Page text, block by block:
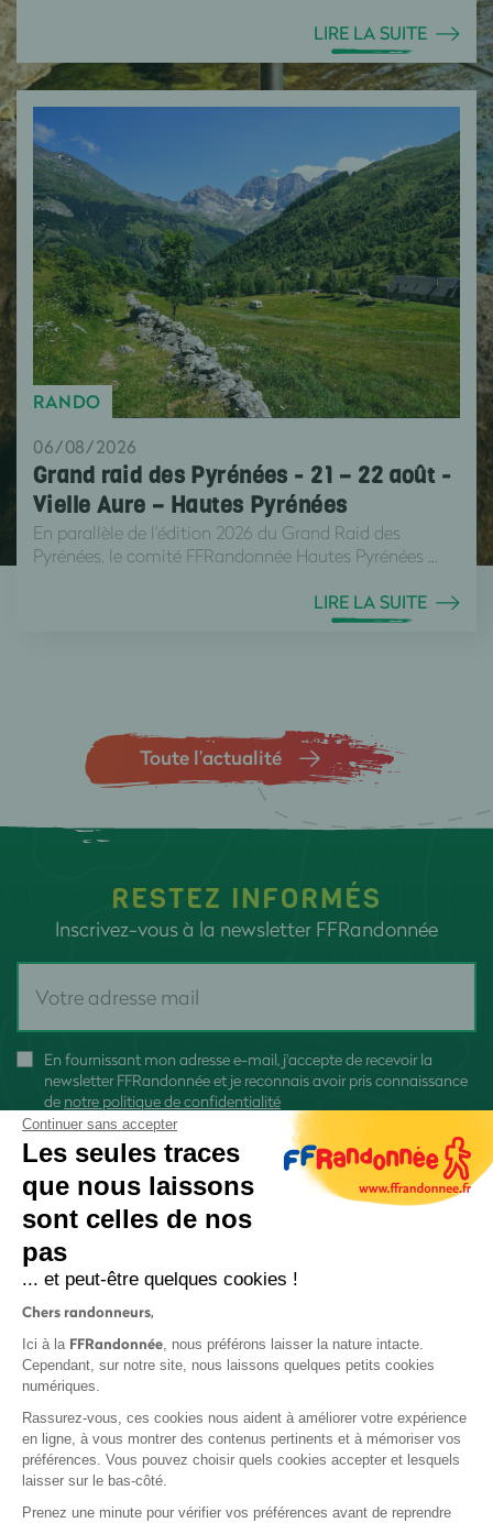
LIRE LA SUITE
RANDO
06/08/2026
Grand raid des Pyrénées - 21 – 22 août -
Vielle Aure – Hautes Pyrénées
En parallèle de l'édition 2026 du Grand Raid des
Pyrénées, le comité FFRandonnée Hautes Pyrénées ...
LIRE LA SUITE
Toute l’actualité
RESTEZ INFORMÉS
Inscrivez-vous à la newsletter FFRandonnée
En fournissant mon adresse e-mail, j'accepte de recevoir la
newsletter FFRandonnée et je reconnais avoir pris connaissance
de notre politique de confidentialité
Protection des données
Politique de confidentialité
Continuer sans accepter
Les seules traces
que nous laissons
sont celles de nos
pas
... et peut-être quelques cookies !
Chers randonneurs,
Ici à la FFRandonnée, nous préférons laisser la nature intacte.
Cependant, sur notre site, nous laissons quelques petits cookies
numériques.
Rassurez-vous, ces cookies nous aident à améliorer votre expérience
en ligne, à vous montrer des contenus pertinents et à mémoriser vos
préférences. Vous pouvez choisir quels cookies accepter et lesquels
laisser sur le bas-côté.
Prenez une minute pour vérifier vos préférences avant de reprendre